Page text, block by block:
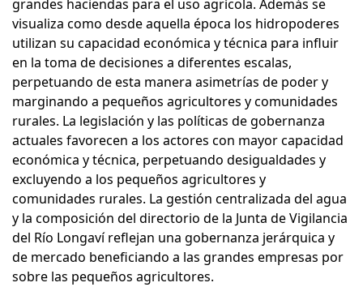
grandes haciendas para el uso agrícola. Además se
visualiza como desde aquella época los hidropoderes
utilizan su capacidad económica y técnica para influir
en la toma de decisiones a diferentes escalas,
perpetuando de esta manera asimetrías de poder y
marginando a pequeños agricultores y comunidades
rurales. La legislación y las políticas de gobernanza
actuales favorecen a los actores con mayor capacidad
económica y técnica, perpetuando desigualdades y
excluyendo a los pequeños agricultores y
comunidades rurales. La gestión centralizada del agua
y la composición del directorio de la Junta de Vigilancia
del Río Longaví reflejan una gobernanza jerárquica y
de mercado beneficiando a las grandes empresas por
sobre las pequeños agricultores.